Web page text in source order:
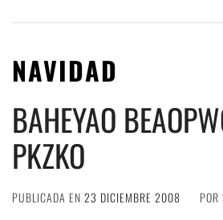
NAVIDAD
BAHEYAO
PKZKO
PUBLICADA EN 23 DICIEMBRE 2008 POR